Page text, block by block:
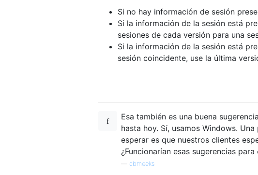
Si no hay información de sesión
Si la información de la sesión está
sesiones de cada versión para una
Si la información de la sesión está
sesión coincidente, use la última
Esa también es una buena
hasta hoy. Sí, usamos Windows.
esperar es que nuestros clientes
¿Funcionarían esas sugerencias para
cbmeeks